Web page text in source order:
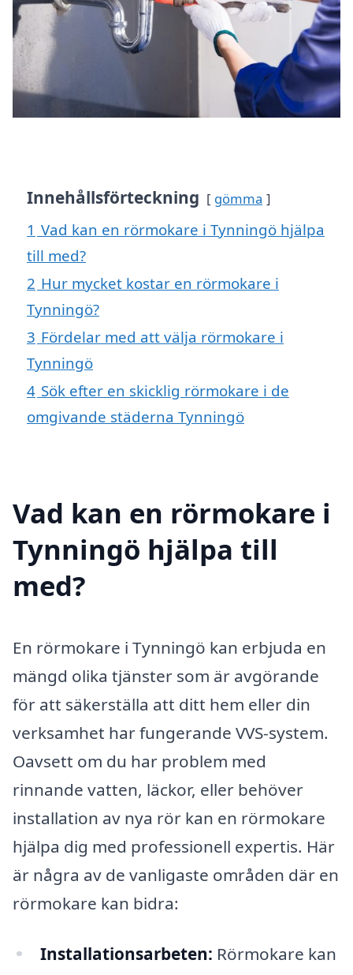
Innehållsförteckning gömma
1 Vad kan en rörmokare i Tynningö hjälpa
till med?
2 Hur mycket kostar en rörmokare i
Tynningö?
3 Fördelar med att välja rörmokare i
Tynningö
4 Sök efter en skicklig rörmokare i de
omgivande städerna Tynningö
Vad kan en rörmokare i
Tynningö hjälpa till
med?
En rörmokare i Tynningö kan erbjuda en
mängd olika tjänster som är avgörande
för att säkerställa att ditt hem eller din
verksamhet har fungerande VVS-system.
Oavsett om du har problem med
rinnande vatten, läckor, eller behöver
installation av nya rör kan en rörmokare
hjälpa dig med professionell expertis. Här
är några av de vanligaste områden där en
rörmokare kan bidra:
Installationsarbeten: Rörmokare kan